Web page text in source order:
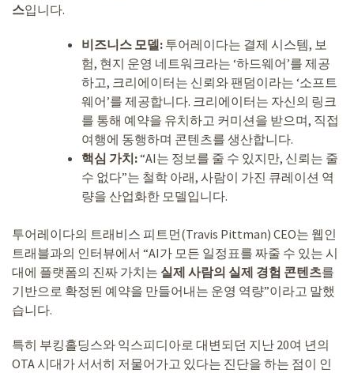
스입니다.
비즈니스 모델: 투어레이다는 결제 시스템, 보
험, 현지 운영 네트워크라는 ‘하드웨어’를 제공
하고, 크리에이터는 신뢰와 팬덤이라는 ‘소프트
웨어’를 제공합니다. 크리에이터는 자신의 링크
를 통해 예약을 유치하고 커미션을 받으며, 직접
여행에 동행하며 콘텐츠를 생산합니다.
핵심 가치:“AI는 정보를 줄 수 있지만, 신뢰는 줄
수 없다”는 철학 아래, 사람이 가진 큐레이션 역
량을 산업화한 모델입니다.
투어레이다의 트래비스 피트먼(Travis Pittman) CEO는 웹인
트래블과의 인터뷰에서 “AI가 모든 일정표를 짜줄 수 있는 시
대에 플랫폼의 진짜 가치는 실제 사람의 실제 경험 콘텐츠를
기반으로 확정된 예약을 만들어내는 운영 역량”이라고 말했
습니다.
특히 부킹홀딩스와 익스피디아로 대변되던 지난 20여 년의
OTA 시대가 서서히 저물어가고 있다는 진단을 하는 점이 인